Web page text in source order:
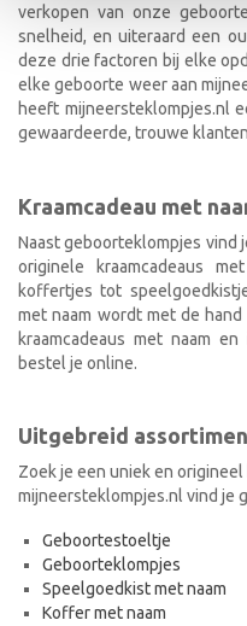
verkopen van onze
snelheid, en uiteraard een
deze drie factoren bij elke
elke geboorte weer aan
heeft mijneersteklompjes.nl
gewaardeerde, trouwe
Kraamcadeau met
Naast geboorteklompjes vind
originele kraamcadeaus
koffertjes tot
met naam wordt met de
kraamcadeaus met naam
bestel je online.
Uitgebreid
Zoek je een uniek en
mijneersteklompjes.nl vind je
Geboortestoeltje
Geboorteklompjes
Speelgoedkist met naam
Koffer met naam